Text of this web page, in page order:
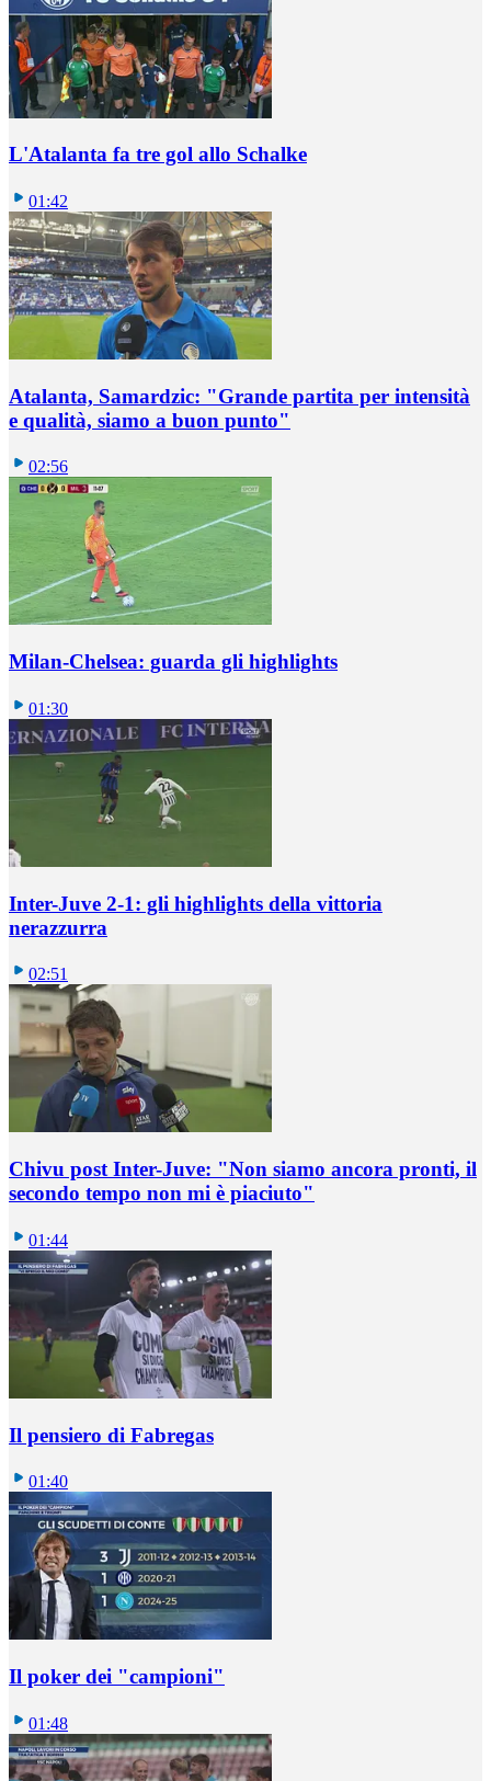
L'Atalanta fa tre gol allo Schalke
01:42
Atalanta, Samardzic: "Grande partita per intensità
e qualità, siamo a buon punto"
02:56
Milan-Chelsea: guarda gli highlights
01:30
Inter-Juve 2-1: gli highlights della vittoria
nerazzurra
02:51
Chivu post Inter-Juve: "Non siamo ancora pronti, il
secondo tempo non mi è piaciuto"
01:44
Il pensiero di Fabregas
01:40
Il poker dei "campioni"
01:48